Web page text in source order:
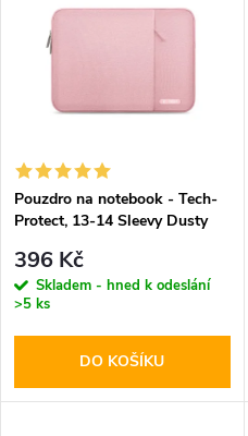
í
p
r
o
d
Abecedně
s
p
r
o
d
Pouzdro na notebook - Tech-
Protect, 13-14 Sleevy Dusty
396 Kč
Skladem - hned k odeslání
>5 ks
DO KOŠÍKU